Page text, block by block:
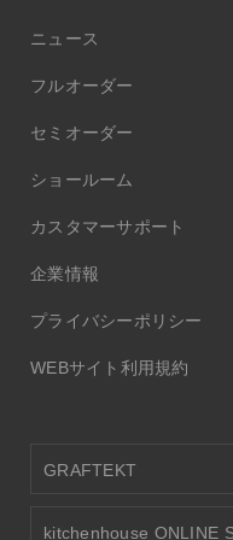
ニュース
フルオーダー
セミオーダー
ショールーム
カスタマーサポート
企業情報
プライバシーポリシー
WEBサイト利用規約
GRAFTEKT
kitchenhouse ONLINE